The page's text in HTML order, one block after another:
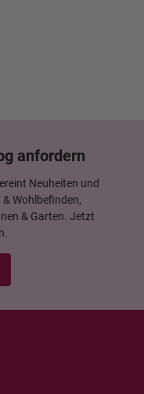
anfordern
Neuheiten und
Wohlbefinden,
& Garten. Jetzt